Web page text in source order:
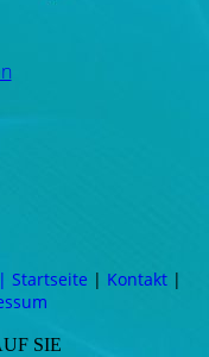
| Startseite | Kontakt |
SIE